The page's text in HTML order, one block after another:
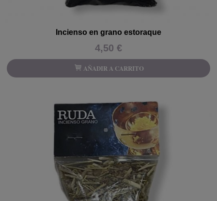
Incienso en grano estoraque
4,50 €
AÑADIR A CARRITO